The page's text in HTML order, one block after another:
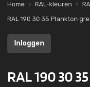
Home RAL-kleuren
RAL 190 30 35 Plankton
Inloggen
RAL 190 30